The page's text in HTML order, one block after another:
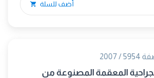
أضف للسلة
/ 2007
المعقمة المصنوعة من